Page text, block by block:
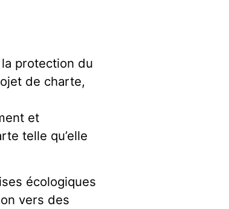
la protection du
de charte,
et
telle qu’elle
écologiques
vers des